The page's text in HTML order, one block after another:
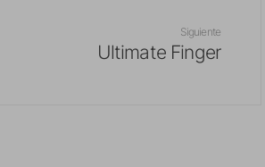
Siguiente
Ultimate Finger